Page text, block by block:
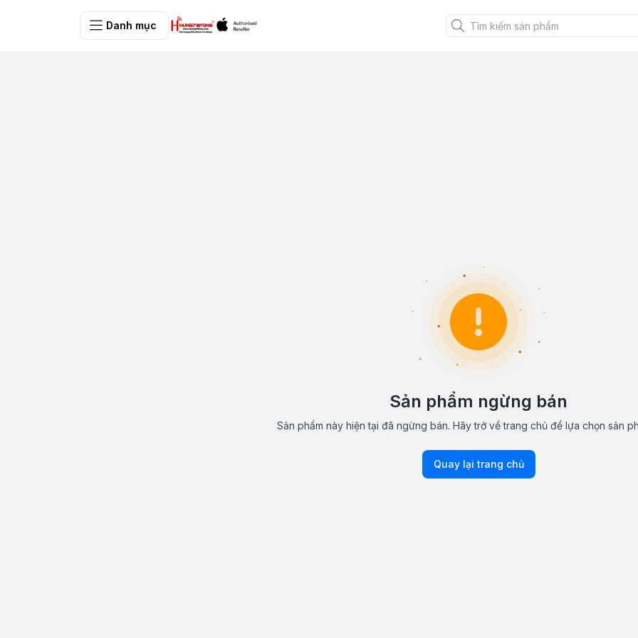
Danh mục
Sản phẩm ngừng bán
Sản phẩm này hiện tại đã ngừng bán. Hãy trở về trang chủ để lựa chọn sản
Quay lại trang chủ